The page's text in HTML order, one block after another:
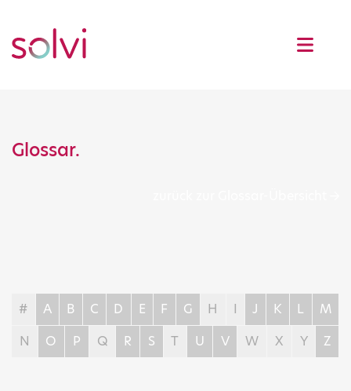
Glossar.
# A B C D E F G H I J K L
M
N
O P Q R S T U V W X Y Z